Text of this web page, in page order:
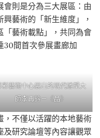
會則是分為三大展區：由
興藝術的「新生維度」，
「藝術載點」，共同為會
30間首次參展畫廊加
彩藝術中心展出的現代雕塑大
師李再鈐－《品》
，不僅以活躍的本地藝術
及研究論壇等內容讓觀眾